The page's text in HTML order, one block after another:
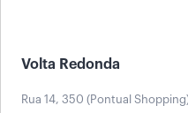
Volta Redonda
Rua 14, 350 (Pontual